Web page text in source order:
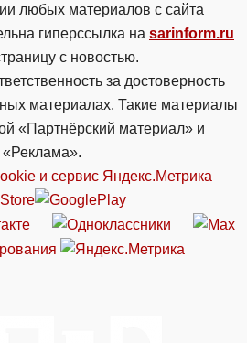
любых материалов с сайта
гиперссылка на sarinform.ru
с новостью.
за достоверность
материалах. Такие материалы
«Партнёрский материал» и
«Реклама».
и сервиc Яндекс.Метрика